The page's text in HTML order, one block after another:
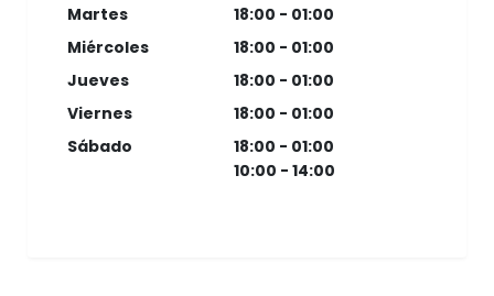
Martes
18:00 - 01:00
Miércoles
18:00 - 01:00
Jueves
18:00 - 01:00
Viernes
18:00 - 01:00
Sábado
18:00 - 01:00
10:00 - 14:00